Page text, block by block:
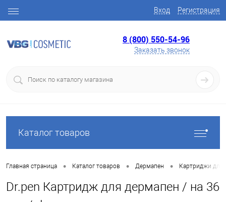
Вход Регистрация
8 (800) 550-54-96
Заказать звонок
Каталог товаров
Главная страница • Каталог товаров • Дермапен • Картриджи для
Dr.pen Картридж для дермапен / на 36